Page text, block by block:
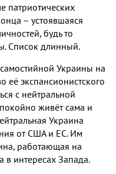
патриотических
– устоявшаяся
, будь то
. Список длинный.
Украины на
её экспансионистского
с нейтральной
живёт сама и
Украина
от США и ЕС. Им
, работающая на
в интересах Запада.